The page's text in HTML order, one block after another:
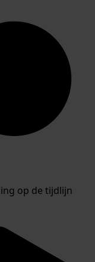
op de tijdlijn